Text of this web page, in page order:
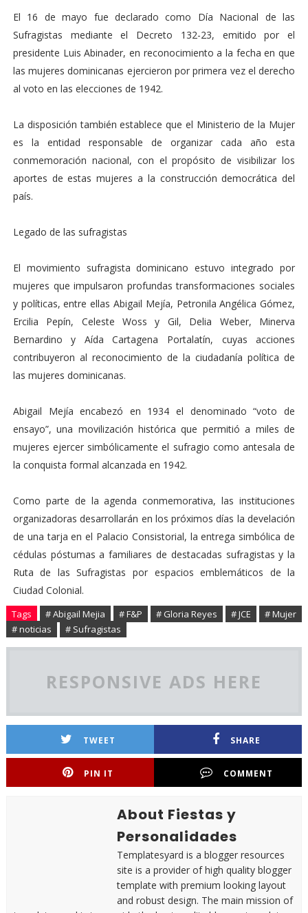
El 16 de mayo fue declarado como Día Nacional de las
Sufragistas mediante el Decreto 132-23, emitido por el
presidente Luis Abinader, en reconocimiento a la fecha en que
las mujeres dominicanas ejercieron por primera vez el derecho
al voto en las elecciones de 1942.
La disposición también establece que el Ministerio de la Mujer
es la entidad responsable de organizar cada año esta
conmemoración nacional, con el propósito de visibilizar los
aportes de estas mujeres a la construcción democrática del
país.
Legado de las sufragistas
El movimiento sufragista dominicano estuvo integrado por
mujeres que impulsaron profundas transformaciones sociales
y políticas, entre ellas Abigail Mejía, Petronila Angélica Gómez,
Ercilia Pepín, Celeste Woss y Gil, Delia Weber, Minerva
Bernardino y Aída Cartagena Portalatín, cuyas acciones
contribuyeron al reconocimiento de la ciudadanía política de
las mujeres dominicanas.
Abigail Mejía encabezó en 1934 el denominado “voto de
ensayo”, una movilización histórica que permitió a miles de
mujeres ejercer simbólicamente el sufragio como antesala de
la conquista formal alcanzada en 1942.
Como parte de la agenda conmemorativa, las instituciones
organizadoras desarrollarán en los próximos días la develación
de una tarja en el Palacio Consistorial, la entrega simbólica de
cédulas póstumas a familiares de destacadas sufragistas y la
Ruta de las Sufragistas por espacios emblemáticos de la
Ciudad Colonial.
Tags # Abigail Mejia # F&P # Gloria Reyes # JCE
# Mujer
# noticias
# Sufragistas
RESPONSIVE ADS HERE
TWEET SHARE
PIN IT COMMENT
About Fiestas y
Personalidades
Templatesyard is a blogger resources
site is a provider of high quality blogger
template with premium looking layout
and robust design. The main mission of